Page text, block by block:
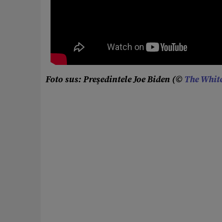
Foto sus: Preşedintele Joe Biden (© The